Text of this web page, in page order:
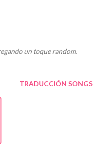
un toque random.
TRADUCCIÓN SONGS